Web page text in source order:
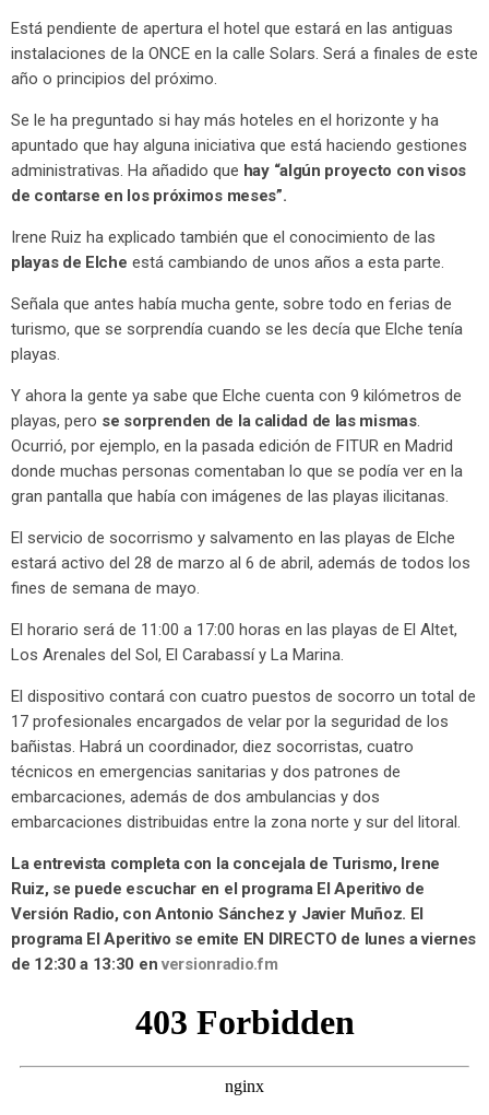
Está pendiente de apertura el hotel que estará en las antiguas
instalaciones de la ONCE en la calle Solars. Será a finales de este
año o principios del próximo.
Se le ha preguntado si hay más hoteles en el horizonte y ha
apuntado que hay alguna iniciativa que está haciendo gestiones
administrativas. Ha añadido que hay “algún proyecto con visos
de contarse en los próximos meses”.
Irene Ruiz ha explicado también que el conocimiento de las
playas de Elche está cambiando de unos años a esta parte.
Señala que antes había mucha gente, sobre todo en ferias de
turismo, que se sorprendía cuando se les decía que Elche tenía
playas.
Y ahora la gente ya sabe que Elche cuenta con 9 kilómetros de
playas, pero se sorprenden de la calidad de las mismas.
Ocurrió, por ejemplo, en la pasada edición de FITUR en Madrid
donde muchas personas comentaban lo que se podía ver en la
gran pantalla que había con imágenes de las playas ilicitanas.
El servicio de socorrismo y salvamento en las playas de Elche
estará activo del 28 de marzo al 6 de abril, además de todos los
fines de semana de mayo.
El horario será de 11:00 a 17:00 horas en las playas de El Altet,
Los Arenales del Sol, El Carabassí y La Marina.
El dispositivo contará con cuatro puestos de socorro un total de
17 profesionales encargados de velar por la seguridad de los
bañistas. Habrá un coordinador, diez socorristas, cuatro
técnicos en emergencias sanitarias y dos patrones de
embarcaciones, además de dos ambulancias y dos
embarcaciones distribuidas entre la zona norte y sur del litoral.
La entrevista completa con la concejala de Turismo, Irene
Ruiz, se puede escuchar en el programa El Aperitivo de
Versión Radio, con Antonio Sánchez y Javier Muñoz. El
programa El Aperitivo se emite EN DIRECTO de lunes a viernes
de 12:30 a 13:30 en versionradio.fm